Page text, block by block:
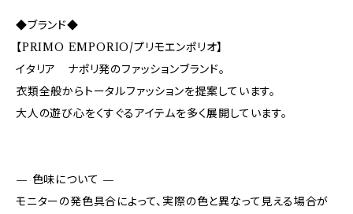
◆ブランド◆
【PRIMO EMPORIO/プリモエンポリオ】
イタリア ナポリ発のファッションブランド。
衣類全般からトータルファッションを提案しています。
大人の遊び心をくすぐるアイテムを多く展開しています。
— 色味について —
モニターの発色具合によって、実際の色と異なって見える場合が